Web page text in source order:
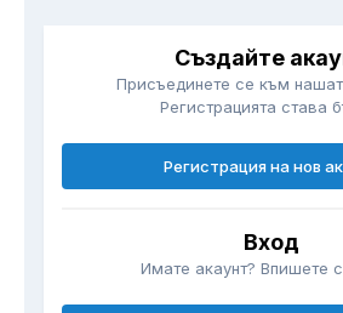
Създайте
Присъединете се към
Регистрацията става
Регистрация на нов
Вход
Имате акаунт? Впишете